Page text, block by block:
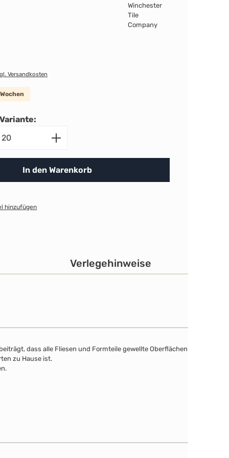
Versandkosten
Gib den gewünschten Wert ein
In den Warenkorb
hinzufügen
Verlegehinweise
dass alle Fliesen und Formteile gewellte Oberflächen
zu Hause ist.